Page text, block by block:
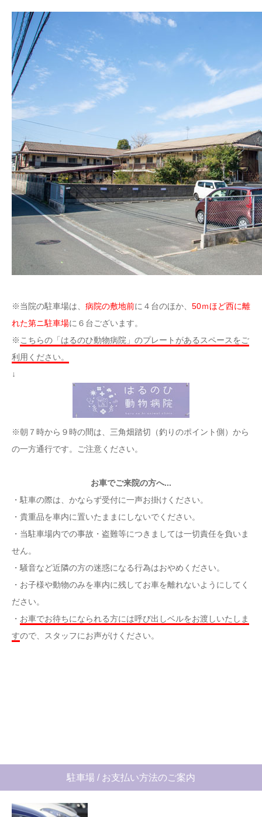
※当院の駐車場は、 病院の敷地前に４台のほか、 50ｍほど西に離
れた第ニ駐車場に６台ございます。
※ こちらの「はるのひ動物病院」のプレートがあるスペースをご
利用ください。
↓
※朝７時から９時の間は、三角畑踏切（釣りのポイント側）から
の一方通行です。ご注意ください。
お車でご来院の方へ...
・駐車の際は、かならず受付に一声お掛けください。
・貴重品を車内に置いたままにしないでください。
・当駐車場内での事故・盗難等につきましては一切責任を負いま
せん。
・騒音など近隣の方の迷惑になる行為はおやめください。
・お子様や動物のみを車内に残してお車を離れないようにしてく
ださい。
・ お車でお待ちになられる方には呼び出しベルをお渡しいたしま
すので、スタッフにお声がけください。
駐車場 / お支払い方法のご案内